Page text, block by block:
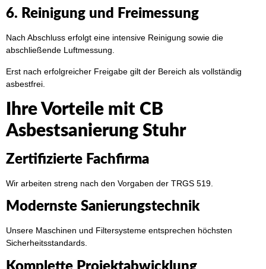
6. Reinigung und Freimessung
Nach Abschluss erfolgt eine intensive Reinigung sowie die
abschließende Luftmessung.
Erst nach erfolgreicher Freigabe gilt der Bereich als vollständig
asbestfrei.
Ihre Vorteile mit CB
Asbestsanierung Stuhr
Zertifizierte Fachfirma
Wir arbeiten streng nach den Vorgaben der TRGS 519.
Modernste Sanierungstechnik
Unsere Maschinen und Filtersysteme entsprechen höchsten
Sicherheitsstandards.